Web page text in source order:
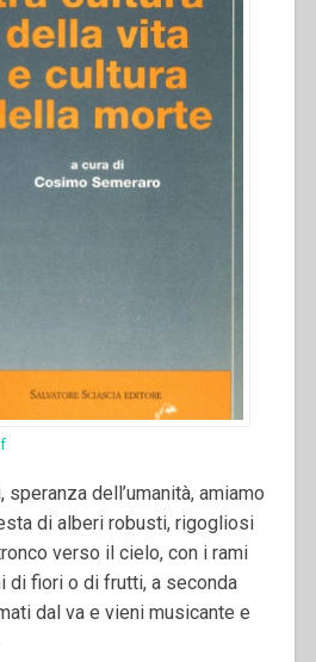
dell’umanità, amiamo
di alberi robusti, rigogliosi
verso il cielo, con i rami
di fiori o di frutti, a seconda
dal va e vieni musicante e